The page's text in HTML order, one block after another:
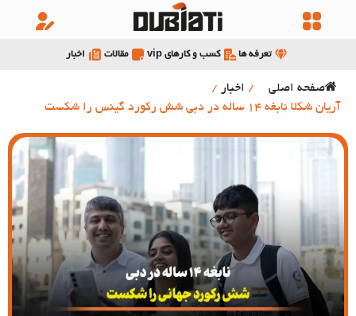
تعرفه ها کسب و کارهای vip مقالات اخبار
صفحه اصلی / اخبار /
آریان شکلا نابغه 14 ساله در دبی شش رکورد گینس را شکست